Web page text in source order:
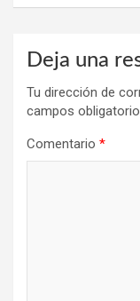
Deja una
Tu dirección de
campos
Comentario *